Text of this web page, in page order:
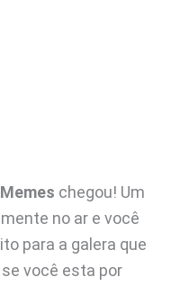
chegou! Um
no ar e você
para a galera que
você esta por